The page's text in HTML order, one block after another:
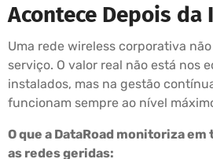
Acontece Depois da
Uma rede wireless corporativa
serviço. O valor real não está nos
instalados, mas na gestão
funcionam sempre ao nível
O que a DataRoad monitoriza
as redes geridas: